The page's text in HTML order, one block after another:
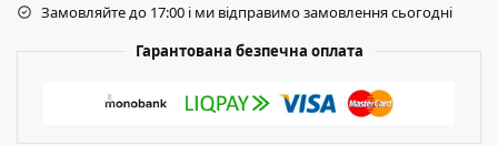
Замовляйте до 17:00 і ми відправимо замовлення сьогодні
Гарантована безпечна оплата